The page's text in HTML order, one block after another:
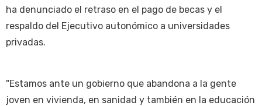
ha denunciado el retraso en el pago de becas y el
respaldo del Ejecutivo autonómico a universidades
privadas.
"Estamos ante un gobierno que abandona a la gente
joven en vivienda, en sanidad y también en la educación